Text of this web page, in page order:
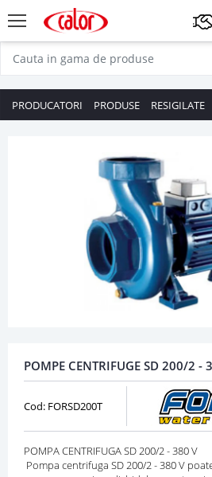
PRODUCATORI PRODUSE RESIGILATE
POMPE CENTRIFUGE SD 200/2 -
Cod: FORSD200T
POMPA CENTRIFUGA SD 200/2 - 380 V
Pompa centrifuga SD 200/2 - 380 V